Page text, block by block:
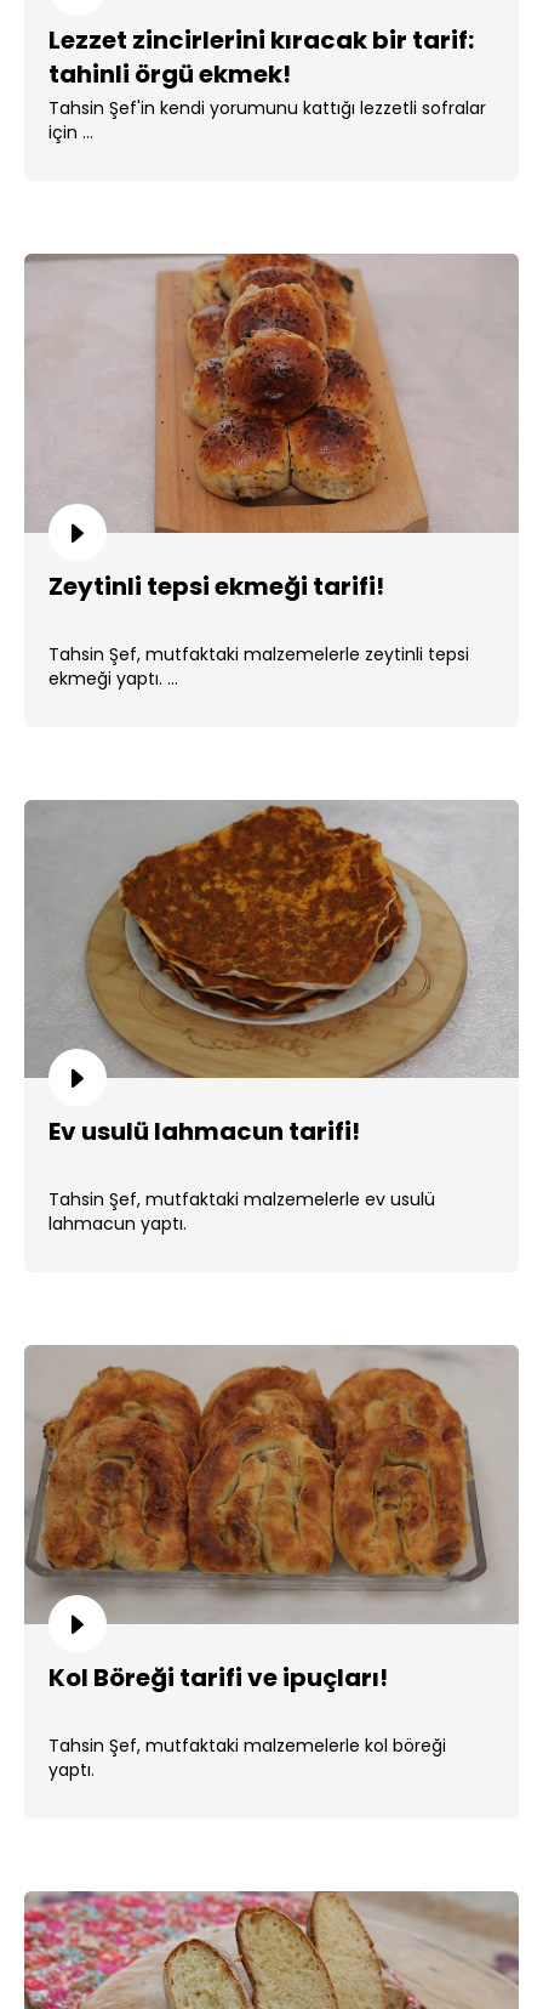
Lezzet zincirlerini kıracak bir tarif:
tahinli örgü ekmek!
Tahsin Şef'in kendi yorumunu kattığı lezzetli sofralar
için ...
Zeytinli tepsi ekmeği tarifi!
Tahsin Şef, mutfaktaki malzemelerle zeytinli tepsi
ekmeği yaptı. ...
Ev usulü lahmacun tarifi!
Tahsin Şef, mutfaktaki malzemelerle ev usulü
lahmacun yaptı.
Kol Böreği tarifi ve ipuçları!
Tahsin Şef, mutfaktaki malzemelerle kol böreği
yaptı.